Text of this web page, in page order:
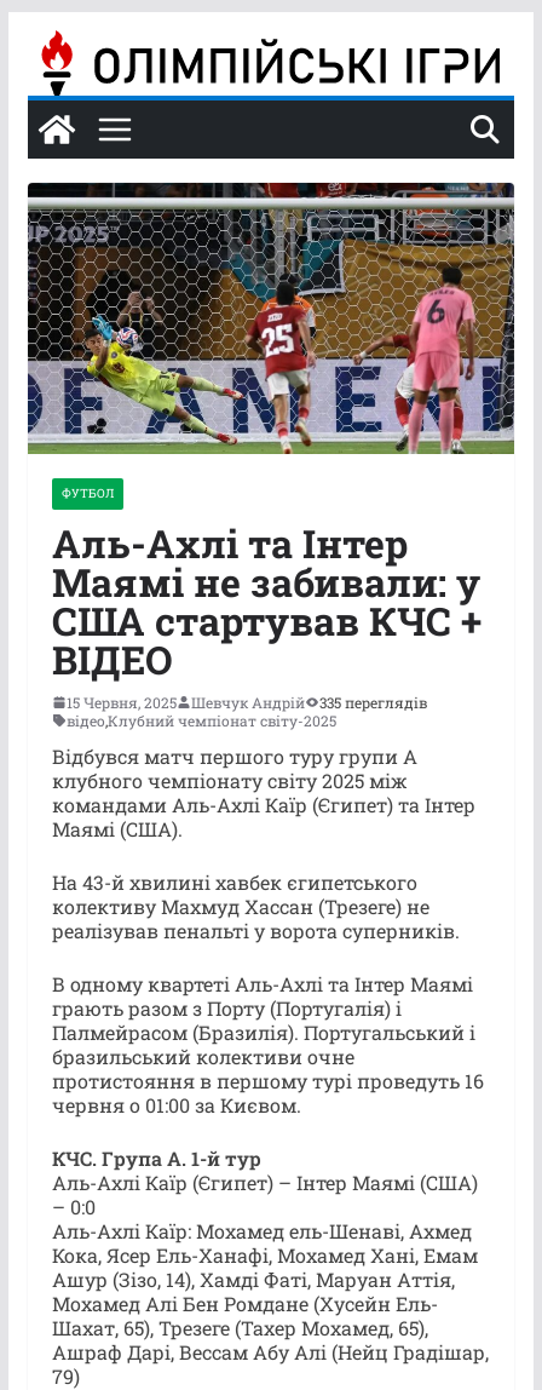
вмісту
ФУТБОЛ
Аль-Ахлі та Інтер
Маямі не забивали: у
США стартував КЧС +
ВІДЕО
15 Червня, 2025 Шевчук Андрій
335 переглядів
відео,Клубний чемпіонат світу-2025
Відбувся матч першого туру групи А
клубного чемпіонату світу 2025 між
командами Аль-Ахлі Каїр (Єгипет) та Інтер
Маямі (США).
На 43-й хвилині хавбек єгипетського
колективу Махмуд Хассан (Трезеге) не
реалізував пенальті у ворота суперників.
В одному квартеті Аль-Ахлі та Інтер Маямі
грають разом з Порту (Португалія) і
Палмейрасом (Бразилія). Португальський і
бразильський колективи очне
протистояння в першому турі проведуть 16
червня о 01:00 за Києвом.
КЧС. Група A. 1-й тур
Аль-Ахлі Каїр (Єгипет) – Інтер Маямі (США)
– 0:0
Аль-Ахлі Каїр: Мохамед ель-Шенаві, Ахмед
Кока, Ясер Ель-Ханафі, Мохамед Хані, Емам
Ашур (Зізо, 14), Хамді Фаті, Маруан Аттія,
Мохамед Алі Бен Ромдане (Хусейн Ель-
Шахат, 65), Трезеге (Тахер Мохамед, 65),
Ашраф Дарі, Вессам Абу Алі (Нейц Градішар,
79)